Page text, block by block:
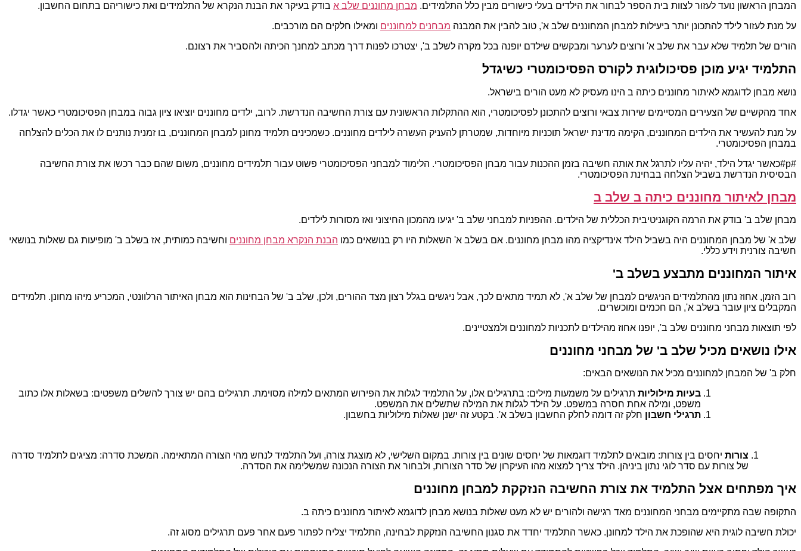
המבחן הראשון נועד לעזור לצוות בית הספר לבחור את הילדים בעלי כישורים מבין כלל התלמידים. מבחן מחוננים שלב א בודק בעיקר את הבנת הנקרא של התלמידים ואת כישוריהם בתחום החשבון.
על מנת לעזור לילד להתכונן יותר ביעילות למבחן המחוננים שלב א', טוב להבין את המבנה מבחנים למחוננים ומאילו חלקים הם מורכבים.
הורים של תלמיד שלא עבר את שלב א' ורוצים לערער ומבקשים שילדם יופנה בכל מקרה לשלב ב', יצטרכו לפנות דרך מכתב למחנך הכיתה ולהסביר את רצונם.
התלמיד יגיע מוכן פסיכולוגית לקורס הפסיכומטרי כשיגדל
נושא מבחן לדוגמא לאיתור מחוננים כיתה ב הינו מעסיק לא מעט הורים בישראל.
אחד מהקשיים של הצעירים המסיימים שירות צבאי ורוצים להתכונן לפסיכומטרי, הוא ההתקלות הראשונית עם צורת החשיבה הנדרשת. לרוב, ילדים מחוננים יוציאו ציון גבוה במבחן הפסיכומטרי כאשר יגדלו.
על מנת להעשיר את הילדים המחוננים, הקימה מדינת ישראל תוכניות מיוחדות, שמטרתן להעניק העשרה לילדים מחוננים. כשמכינים תלמיד מחונן למבחן המחוננים, בו זמנית נותנים לו את הכלים להצלחה
במבחן הפסיכומטרי.
#p#כאשר יגדל הילד, יהיה עליו לתרגל את אותה חשיבה בזמן ההכנות עבור מבחן הפסיכומטרי. הלימוד למבחני הפסיכומטרי פשוט עבור תלמידים מחוננים, משום שהם כבר רכשו את צורת החשיבה
הבסיסית הנדרשת בשביל הצלחה בבחינת הפסיכומטרי.
מבחן לאיתור מחוננים כיתה ב שלב ב
מבחן שלב ב' בודק את הרמה הקוגניטיבית הכללית של הילדים. ההפניות למבחני שלב ב' יגיעו מהמכון החיצוני ואז מסורות לילדים.
שלב א' של מבחן המחוננים היה בשביל הילד אינדיקציה מהו מבחן מחוננים. אם בשלב א' השאלות היו רק בנושאים כמו הבנת הנקרא מבחן מחוננים וחשיבה כמותית, אז בשלב ב' מופיעות גם שאלות בנושאי
חשיבה צורנית וידע כללי.
איתור המחוננים מתבצע בשלב ב'
רוב הזמן, אחוז נתון מהתלמידים הניגשים למבחן של שלב א', לא תמיד מתאים לכך, אבל ניגשים בגלל רצון מצד ההורים, ולכן, שלב ב' של הבחינות הוא מבחן האיתור הרלוונטי, המכריע מיהו מחונן. תלמידים
המקבלים ציון עובר בשלב א', הם חכמים ומוכשרים.
לפי תוצאות מבחני מחוננים שלב ב', יופנו אחוז מהילדים לתכניות למחוננים ולמצטיינים.
אילו נושאים מכיל שלב ב' של מבחני מחוננים
חלק ב' של המבחן למחוננים מכיל את הנושאים הבאים:
בעיות מילוליות תרגילים על משמעות מילים: בתרגילים אלו, על התלמיד לגלות את הפירוש המתאים למילה מסוימת. תרגילים בהם יש צורך להשלים משפטים: בשאלות אלו כתוב
משפט, ומילה אחת חסרה במשפט. על הילד לגלות את המילה שתשלים את המשפט.
תרגילי חשבון חלק זה דומה לחלק החשבון בשלב א'. בקטע זה ישנן שאלות מילוליות בחשבון.
צורות יחסים בין צורות: מובאים לתלמיד דוגמאות של יחסים שונים בין צורות. במקום השלישי, לא מוצגת צורה, ועל התלמיד לנחש מהי הצורה המתאימה. המשכת סדרה: מציגים לתלמיד סדרה
של צורות עם סדר לוגי נתון ביניהן. הילד צריך למצוא מהו העיקרון של סדר הצורות, ולבחור את הצורה הנכונה שמשלימה את הסדרה.
איך מפתחים אצל התלמיד את צורת החשיבה הנזקקת למבחן מחוננים
התקופה שבה מתקיימים מבחני המחוננים מאד רגישה ולהורים יש לא מעט שאלות בנושא מבחן לדוגמא לאיתור מחוננים כיתה ב.
יכולת חשיבה לוגית היא שהופכת את הילד למחונן. כאשר התלמיד יחדד את סגנון החשיבה הנזקקת לבחינה, התלמיד יצליח לפתור פעם אחר פעם תרגילים מסוג זה.